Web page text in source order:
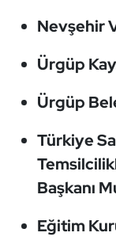
Nevşehir
Ürgüp
Ürgüp
Türkiye
Başkanı
Eğitim
Karate
Kayak
Kempo
Kick Boks
Kürek
Masa Tenisi